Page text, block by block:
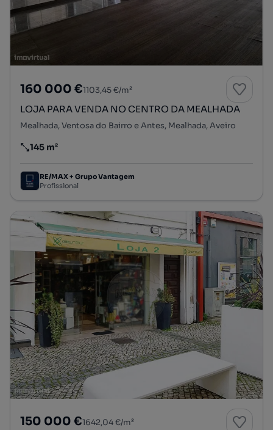
160 000 €1103,45 €/m²
LOJA PARA VENDA NO CENTRO DA MEALHADA
Mealhada, Ventosa do Bairro e Antes, Mealhada, Aveiro
Preço por metro quadrado
145 m²
RE/MAX + Grupo Vantagem
Profissional
150 000 €1642,04 €/m²